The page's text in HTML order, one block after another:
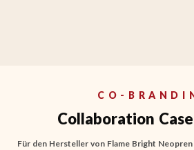
CO-
Collaboration
Für den Hersteller von Flame Bright